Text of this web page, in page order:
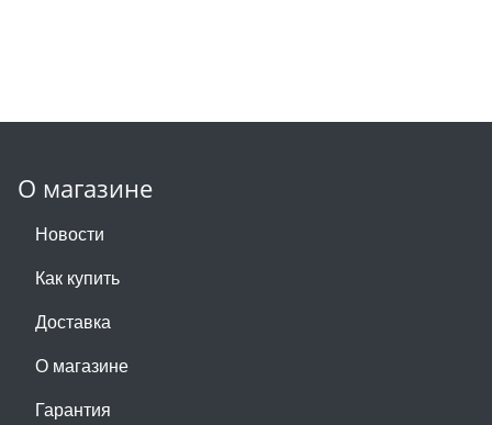
О магазине
Новости
Как купить
Доставка
О магазине
Гарантия